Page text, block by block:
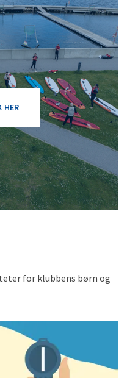
HER
for klubbens børn og